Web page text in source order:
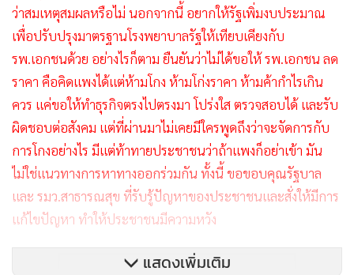
ว่าสมเหตุสมผลหรือไม่ นอกจากนี้ อยากให้รัฐเพิ่มงบประมาณ
เพื่อปรับปรุงมาตรฐานโรงพยาบาลรัฐให้เทียบเคียงกับ
รพ.เอกชนด้วย อย่างไรก็ตาม ยืนยันว่าไม่ได้ขอให้ รพ.เอกชน ลด
ราคา คือคิดแพงได้แต่ห้ามโกง ห้ามโก่งราคา ห้ามค้ากำไรเกิน
ควร แค่ขอให้ทำธุรกิจตรงไปตรงมา โปร่งใส ตรวจสอบได้ และรับ
ผิดชอบต่อสังคม แต่ที่ผ่านมาไม่เคยมีใครพูดถึงว่าจะจัดการกับ
การโกงอย่างไร มีแต่ท้าทายประชาชนว่าถ้าแพงก็อย่าเข้า มัน
ไม่ใช่แนวทางการหาทางออกร่วมกัน ทั้งนี้ ขอขอบคุณรัฐบาล
และ รมว.สาธารณสุข ที่รับรู้ปัญหาของประชาชนและสั่งให้มีการ
แก้ไขปัญหา ทำให้ประชาชนมีความหวัง
แสดงเพิ่มเติม